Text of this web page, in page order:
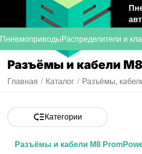
ПневмоприводыРаспределители и
Разъёмы и кабели M8
Главная / Каталог / Разъёмы,
Категории
Разъёмы и кабели M8